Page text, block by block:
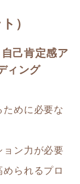
）
己肯定感ア
ィング
ために必要な
ョン力が必要
られるプロ